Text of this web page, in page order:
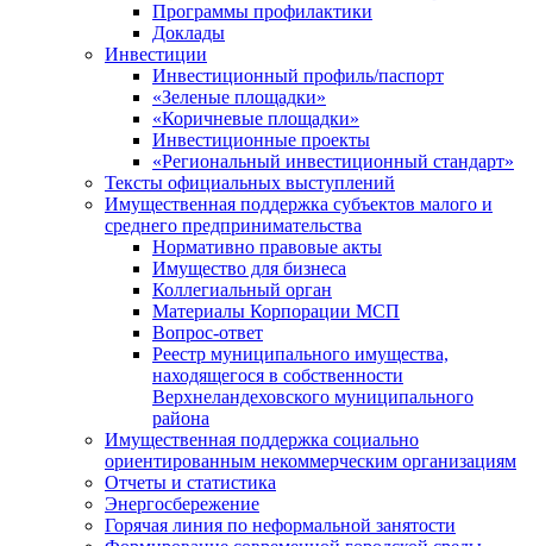
Программы профилактики
Доклады
Инвестиции
Инвестиционный профиль/паспорт
«Зеленые площадки»
«Коричневые площадки»
Инвестиционные проекты
«Региональный инвестиционный стандарт»
Тексты официальных выступлений
Имущественная поддержка субъектов малого и
среднего предпринимательства
Нормативно правовые акты
Имущество для бизнеса
Коллегиальный орган
Материалы Корпорации МСП
Вопрос-ответ
Реестр муниципального имущества,
находящегося в собственности
Верхнеландеховского муниципального
района
Имущественная поддержка социально
ориентированным некоммерческим организациям
Отчеты и статистика
Энергосбережение
Горячая линия по неформальной занятости